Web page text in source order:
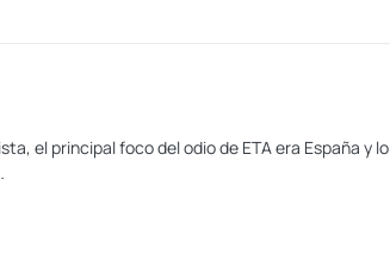
el principal foco del odio de ETA era España y lo